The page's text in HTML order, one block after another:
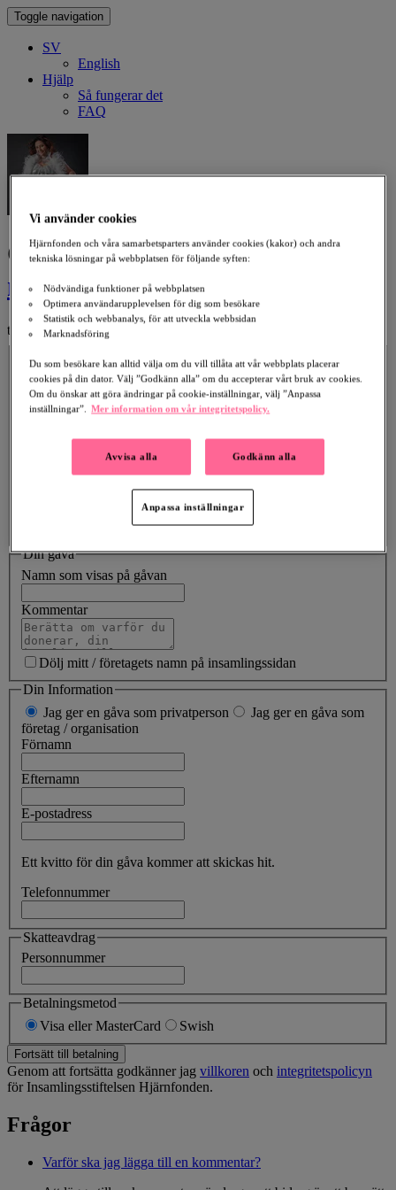
Toggle navigation
SV
English
Hjälp
Så fungerar det
FAQ
Ge en gåva tillKarinas kamp
mot ALS
till förmån för ALS
115 406 kr
500
kr
500 kr 1 000 kr 2 000 kr
Din gåva
Namn som visas på gåvan
Kommentar
Dölj mitt / företagets namn på insamlingssidan
Din Information
Jag ger en gåva som privatperson
Jag ger en gåva som
företag / organisation
Förnamn
Efternamn
E-postadress
Ett kvitto för din gåva kommer att skickas hit.
Telefonnummer
Skatteavdrag
Personnummer
Betalningsmetod
Visa eller MasterCard
Swish
Fortsätt till betalning
Genom att fortsätta godkänner jag villkoren och integritetspolicyn
för Insamlingsstiftelsen Hjärnfonden.
Frågor
Varför ska jag lägga till en kommentar?
Vi använder cookies
Hjärnfonden och våra samarbetsparters använder cookies (kakor) och andra
tekniska lösningar på webbplatsen för följande syften:
Nödvändiga funktioner på webbplatsen
Optimera användarupplevelsen för dig som besökare
Statistik och webbanalys, för att utveckla webbsidan
Marknadsföring
Du som besökare kan alltid välja om du vill tillåta att vår webbplats placerar
cookies på din dator. Välj ”Godkänn alla” om du accepterar vårt bruk av cookies.
Om du önskar att göra ändringar på cookie-inställningar, välj ”Anpassa
inställningar”.
Mer information om vår integritetspolicy.
Avvisa alla Godkänn alla
Anpassa inställningar